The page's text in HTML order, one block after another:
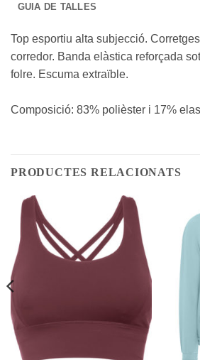
GUIA DE TALLES
Top esportiu alta subjecció.
corredor. Banda elàstica reforçada
folre. Escuma extraïble.
Composició: 83% polièster i 17%
PRODUCTES RELACIONATS